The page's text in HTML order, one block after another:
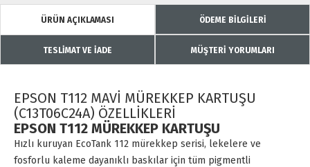
ÜRÜN AÇIKLAMASI ÖDEME BİLGİLERİ
TESLİMAT VE İADE MÜŞTERİ YORUMLARI
EPSON T112 MAVİ MÜREKKEP KARTUŞU
(C13T06C24A) ÖZELLİKLERİ
EPSON T112 MÜREKKEP KARTUŞU
Hızlı kuruyan EcoTank 112 mürekkep serisi, lekelere ve
fosforlu kaleme dayanıklı baskılar için tüm pigmentli